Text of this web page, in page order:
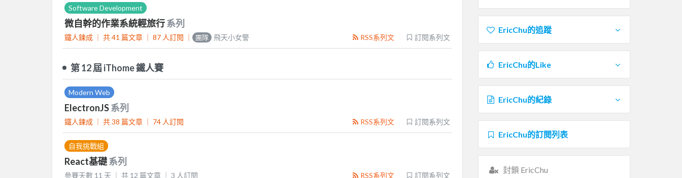
Software Development
微自幹的作業系統輕旅行系列
鐵人鍊成 ｜ 共 41 篇文章 ｜ 87 人訂閱 訂閱系列文
RSS系列文
團隊 飛天小女警
第 12 屆 iThome 鐵人賽
Modern Web
ElectronJS系列
鐵人鍊成 ｜ 共 38 篇文章 ｜ 74 人訂閱 訂閱系列文
RSS系列文
自我挑戰組
React基礎系列
參賽天數 11 天 ｜ 共 12 篇文章 ｜ 3 人訂閱 訂閱系列文
RSS系列文
EricChu的追蹤
EricChu的Like
EricChu的紀錄
EricChu的訂閱列表
封鎖 EricChu